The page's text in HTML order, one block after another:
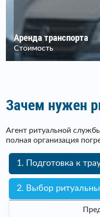
Аренда транспорта
Стоимость
Зачем нужен
Агент ритуальной
полная организация
1. Подготовка к
2. Выбор